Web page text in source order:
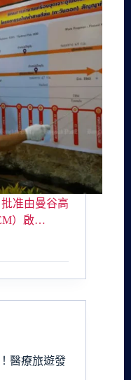
准由曼谷高
）啟…
醫療旅遊發